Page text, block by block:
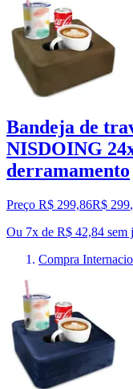
Bandeja de
NISDOING
derramamento
Preço R$ 299,86R$ 299,
Ou 7x de R$ 42,84 sem
Compra